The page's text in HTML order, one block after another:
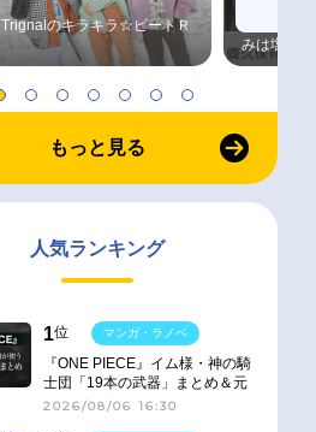
Trignalのキラキラ☆ビートＲ
みは塩だけ
もっと見る
人気ランキング
1位
『ONE PIECE』イム様・神の騎
士団「19本の武器」まとめ＆元
ネタ
2026/08/06 16:30
マンガ・ラノベ